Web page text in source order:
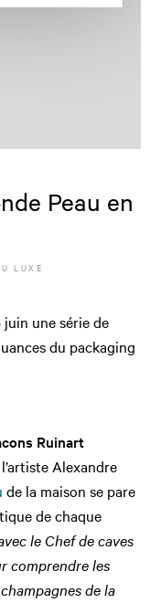
Peau en
LUXE
juin une série de
du packaging
Ruinart
Alexandre
de la maison se pare
de chaque
le Chef de caves
comprendre les
de la